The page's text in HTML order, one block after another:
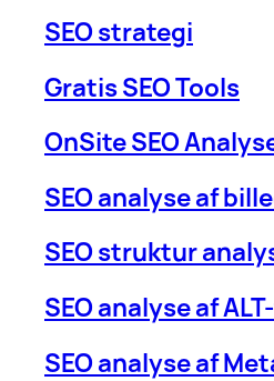
SEO strategi
Gratis SEO Tools
OnSite SEO
SEO analyse af
SEO struktur
SEO analyse af
SEO analyse af